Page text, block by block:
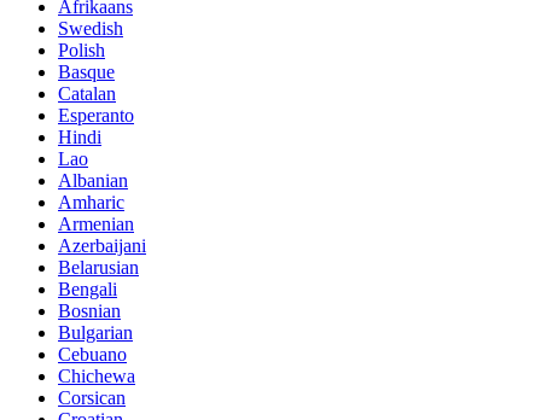
Afrikaans
Swedish
Polish
Basque
Catalan
Esperanto
Hindi
Lao
Albanian
Amharic
Armenian
Azerbaijani
Belarusian
Bengali
Bosnian
Bulgarian
Cebuano
Chichewa
Corsican